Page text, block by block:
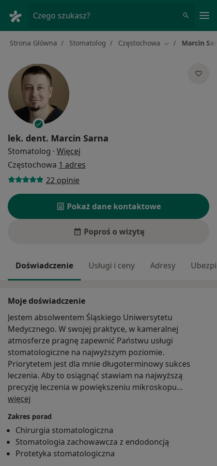
Czego szukasz?
Strona Główna Stomatolog Częstochowa Zmień miasto
Marcin
lek. dent. Marcin Sarna
Stomatolog · Więcej
Częstochowa 1 adres
22 opinie
Pokaż dane kontaktowe
Poproś o wizytę
Doświadczenie Usługi i ceny Adresy
Moje doświadczenie
Jestem absolwentem Śląskiego Uniwersytetu
Medycznego. W swojej praktyce, w kameralnej
atmosferze pragnę zapewnić Państwu usługi
stomatologiczne na najwyższym poziomie.
Priorytetem jest dla mnie długoterminowy sukces
leczenia. Aby to osiągnąć stawiam na najwyższą
precyzję leczenia w powiększeniu mikroskopu
stomatologicznego. Przyjdź, przekonaj się sam!
więcej
Zakres porad
Chirurgia stomatologiczna
Stomatologia zachowawcza z endodoncją
Protetyka stomatologiczna